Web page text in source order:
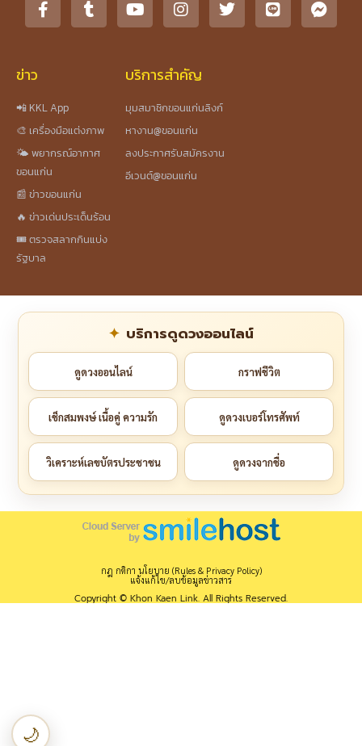
ข่าว
📲 KKL App
🎨 เครื่องมือแต่งภาพ
🌤️ พยากรณ์อากาศ
ขอนแก่น
📰 ข่าวขอนแก่น
🔥 ข่าวเด่นประเด็นร้อน
🎟️ ตรวจสลากกินแบ่ง
รัฐบาล
บริการสำคัญ
มุมสมาชิกขอนแก่นลิงก์
หางาน@ขอนแก่น
ลงประกาศรับสมัครงาน
อีเวนต์@ขอนแก่น
บริการดูดวงออนไลน์
ดูดวงออนไลน์ กราฟชีวิต
เช็กสมพงษ์ เนื้อคู่ ความรัก ดูดวงเบอร์โทรศัพท์
วิเคราะห์เลขบัตรประชาชน ดูดวงจากชื่อ
กฎ กติกา นโยบาย (Rules & Privacy Policy)
แจ้งแก้ไข/ลบข้อมูลข่าวสาร
Copyright © Khon Kaen Link. All Rights Reserved.
🌙